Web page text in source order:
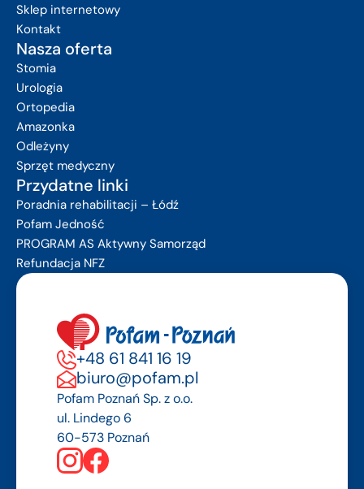
częściowych przysługuje raz na 2 lata.
Sklep internetowy
Kontakt
Nasza oferta
Stomia
Urologia
Ortopedia
Amazonka
Odleżyny
Sprzęt medyczny
Przydatne linki
Poradnia rehabilitacji – Łódź
Pofam Jedność
PROGRAM AS Aktywny Samorząd
Refundacja NFZ
+48 61 841 16 19
biuro@pofam.pl
Pofam Poznań Sp. z o.o.
ul. Lindego 6
60-573 Poznań